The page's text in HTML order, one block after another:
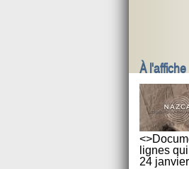
À l'affiche
lignes
24